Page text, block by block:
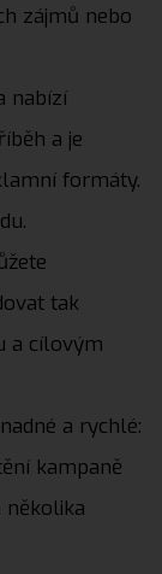
zájmů nebo
nabízí
a je
formáty.
tak
a cílovým
a rychlé:
kampaně